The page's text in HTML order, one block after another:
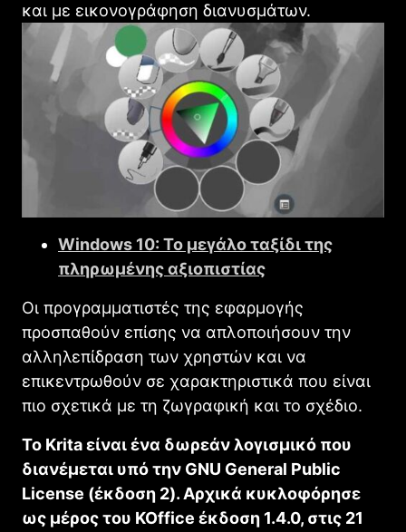
και με εικονογράφηση διανυσμάτων.
Windows 10: Το μεγάλο ταξίδι της
πληρωμένης αξιοπιστίας
Οι προγραμματιστές της εφαρμογής
προσπαθούν επίσης να απλοποιήσουν την
αλληλεπίδραση των χρηστών και να
επικεντρωθούν σε χαρακτηριστικά που είναι
πιο σχετικά με τη ζωγραφική και το σχέδιο.
Το Κrita είναι ένα δωρεάν λογισμικό που
διανέμεται υπό την GNU General Public
License (έκδοση 2). Αρχικά κυκλοφόρησε
ως μέρος του KOffice έκδοση 1.4.0, στις 21